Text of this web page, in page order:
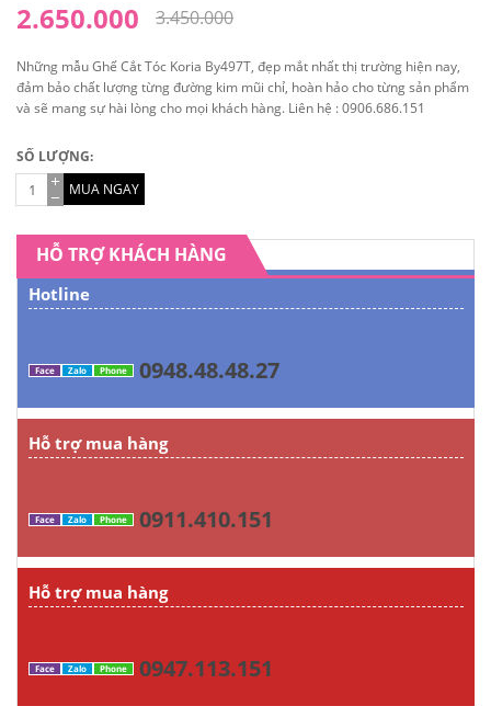
3.450.000
2.650.000
Những mẫu Ghế Cắt Tóc Koria By497T, đẹp mắt nhất thị trường hiện nay,
đảm bảo chất lượng từng đường kim mũi chỉ, hoàn hảo cho từng sản phẩm
và sẽ mang sự hài lòng cho mọi khách hàng. Liên hệ : 0906.686.151
SỐ LƯỢNG:
MUA NGAY
HỖ TRỢ KHÁCH HÀNG
Hotline
Face Zalo Phone 0948.48.48.27
Hỗ trợ mua hàng
Face Zalo Phone 0911.410.151
Hỗ trợ mua hàng
Face Zalo Phone 0947.113.151